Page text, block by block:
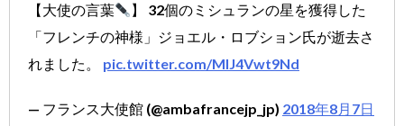
【大使の言葉
】 32個のミシュランの星を獲得した
「フレンチの神様」ジョエル・ロブション氏が逝去さ
れました。 pic.twitter.com/MlJ4Vwt9Nd
— フランス大使館 (@ambafrancejp_jp) 2018年8月7日